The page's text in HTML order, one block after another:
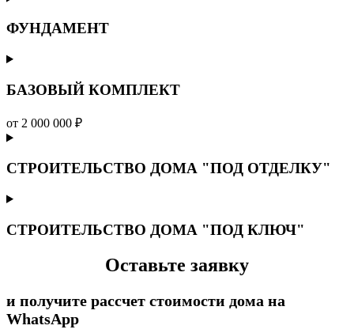
ФУНДАМЕНТ
БАЗОВЫЙ КОМПЛЕКТ
от 2 000 000 ₽
СТРОИТЕЛЬСТВО ДОМА "ПОД ОТДЕЛКУ"
СТРОИТЕЛЬСТВО ДОМА "ПОД КЛЮЧ"
Оставьте заявку
и получите рассчет стоимости дома на
WhatsApp